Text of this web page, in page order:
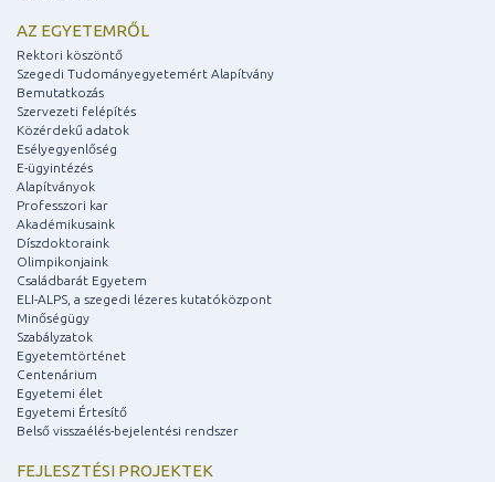
AZ EGYETEMRŐL
Rektori köszöntő
Szegedi Tudományegyetemért Alapítvány
Bemutatkozás
Szervezeti felépítés
Közérdekű adatok
Esélyegyenlőség
E-ügyintézés
Alapítványok
Professzori kar
Akadémikusaink
Díszdoktoraink
Olimpikonjaink
Családbarát Egyetem
ELI-ALPS, a szegedi lézeres kutatóközpont
Minőségügy
Szabályzatok
Egyetemtörténet
Centenárium
Egyetemi élet
Egyetemi Értesítő
Belső visszaélés-bejelentési rendszer
FEJLESZTÉSI PROJEKTEK